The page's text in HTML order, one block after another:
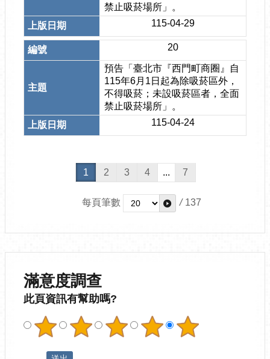
禁止吸菸場所」。
115-04-29
20
預告「臺北市『西門町商圈』自
115年6月1日起為除吸菸區外，
不得吸菸；未設吸菸區者，全面
禁止吸菸場所」。
115-04-24
1 2 3 4 ... 7
每頁筆數 / 137
滿意度調查
此頁資訊有幫助嗎?